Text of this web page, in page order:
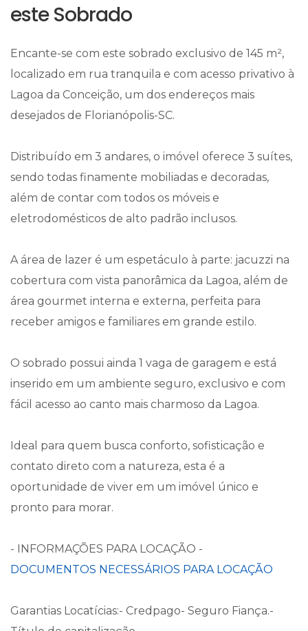
este Sobrado
Encante-se com este sobrado exclusivo de 145 m²,
localizado em rua tranquila e com acesso privativo à
Lagoa da Conceição, um dos endereços mais
desejados de Florianópolis-SC.
Distribuído em 3 andares, o imóvel oferece 3 suítes,
sendo todas finamente mobiliadas e decoradas,
além de contar com todos os móveis e
eletrodomésticos de alto padrão inclusos.
A área de lazer é um espetáculo à parte: jacuzzi na
cobertura com vista panorâmica da Lagoa, além de
área gourmet interna e externa, perfeita para
receber amigos e familiares em grande estilo.
O sobrado possui ainda 1 vaga de garagem e está
inserido em um ambiente seguro, exclusivo e com
fácil acesso ao canto mais charmoso da Lagoa.
Ideal para quem busca conforto, sofisticação e
contato direto com a natureza, esta é a
oportunidade de viver em um imóvel único e
pronto para morar.
- INFORMAÇÕES PARA LOCAÇÃO -
DOCUMENTOS NECESSÁRIOS PARA LOCAÇÃO
Garantias Locatícias:- Credpago- Seguro Fiança.-